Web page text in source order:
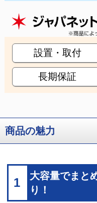
設置・取付
長期保証
商品の魅力
1
大容量でまと
り！